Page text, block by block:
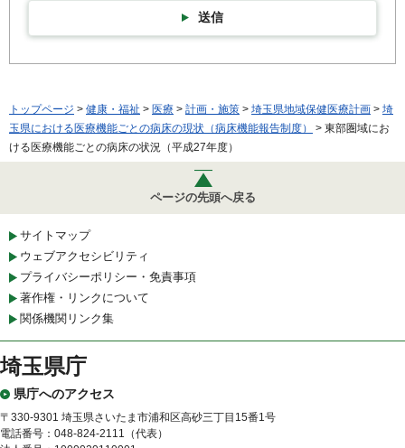
送信
トップページ > 健康・福祉 > 医療 > 計画・施策 > 埼玉県地域保健医療計画 > 埼
玉県における医療機能ごとの病床の現状（病床機能報告制度）
> 東部圏域にお
ける医療機能ごとの病床の状況（平成27年度）
ページの先頭へ戻る
サイトマップ
ウェブアクセシビリティ
プライバシーポリシー・免責事項
著作権・リンクについて
関係機関リンク集
埼玉県庁
県庁へのアクセス
〒330-9301 埼玉県さいたま市浦和区高砂三丁目15番1号
電話番号：048-824-2111（代表）